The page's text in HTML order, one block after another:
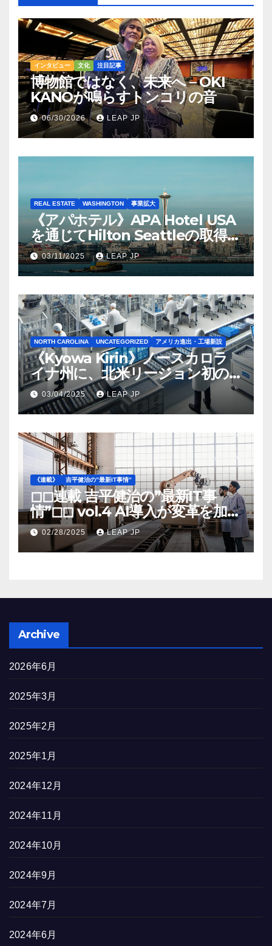
インタビュー 文化 注目記事
博物館ではなく、未来へ – OKI
KANOが鳴らすトンコリの音
06/30/2026 LEAP JP
REAL ESTATE WASHINGTON 事業拡大
《アパホテル》APA Hotel USA
を通じてHilton Seattleの取得を
完了
03/11/2025 LEAP JP
NORTH CAROLINA UNCATEGORIZED アメリカ進出・工場新設
《Kyowa Kirin》ノースカロラ
イナ州に、北米リージョン初の
工場建設を決定
03/04/2025 LEAP JP
《連載》 吉平健治の”最新IT事情”
◻︎◻︎連載 吉平健治の”最新IT事
情”◻︎◻︎ vol.4 AI導入が変革を加速
する米国製造業の最前線
02/28/2025 LEAP JP
Archive
2026年6月
2025年3月
2025年2月
2025年1月
2024年12月
2024年11月
2024年10月
2024年9月
2024年7月
2024年6月